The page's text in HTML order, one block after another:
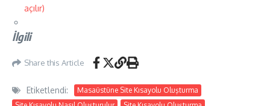
açılır)
İlgili
Share this Article
Etiketlendi:
Masaüstüne Site Kısayolu Oluşturma